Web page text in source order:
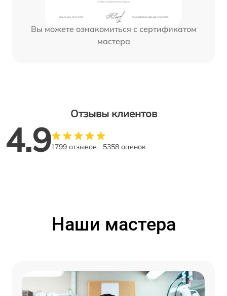
Вы можете ознакомиться с сертификатом
мастера
Отзывы клиентов
4.91799 отзывов 5358 оценок
Наши мастера